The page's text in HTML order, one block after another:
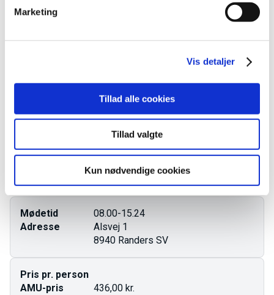
Marketing
Vis detaljer
Tillad alle cookies
Tillad valgte
Kun nødvendige cookies
Mødetid
08.00-15.24
Adresse
Alsvej 1
8940 Randers SV
Pris pr. person
AMU-pris
436,00 kr.
Startdato
06.10.2026
Ledige pladser
16 pladser
Tilmeld forløbet